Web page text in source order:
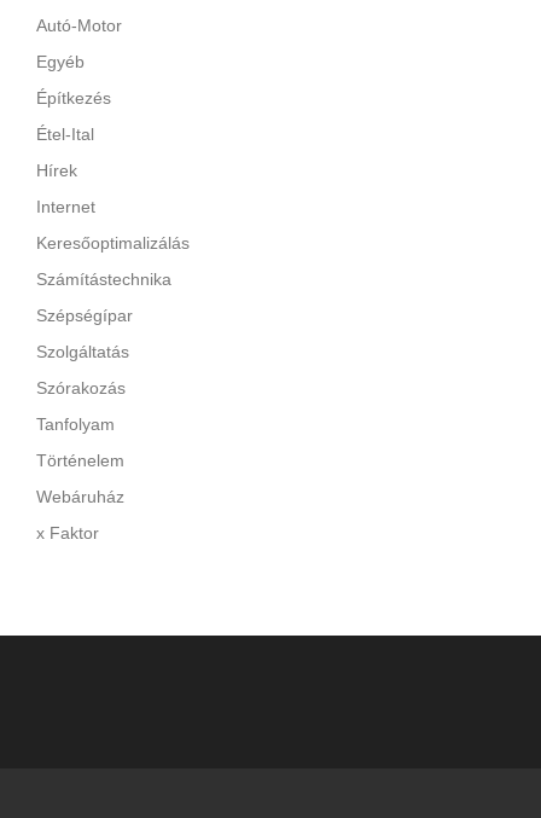
Autó-Motor
Egyéb
Építkezés
Étel-Ital
Hírek
Internet
Keresőoptimalizálás
Számítástechnika
Szépségípar
Szolgáltatás
Szórakozás
Tanfolyam
Történelem
Webáruház
x Faktor